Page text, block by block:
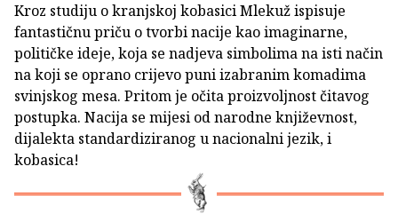
Kroz studiju o kranjskoj kobasici Mlekuž ispisuje
fantastičnu priču o tvorbi nacije kao imaginarne,
političke ideje, koja se nadjeva simbolima na isti način
na koji se oprano crijevo puni izabranim komadima
svinjskog mesa. Pritom je očita proizvoljnost čitavog
postupka. Nacija se mijesi od narodne književnost,
dijalekta standardiziranog u nacionalni jezik, i
kobasica!